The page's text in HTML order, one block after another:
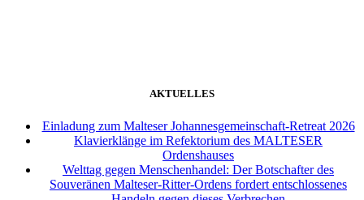
AKTUELLES
Einladung zum Malteser Johannesgemeinschaft-Retreat 2026
Klavierklänge im Refektorium des MALTESER
Ordenshauses
Welttag gegen Menschenhandel: Der Botschafter des
Souveränen Malteser-Ritter-Ordens fordert entschlossenes